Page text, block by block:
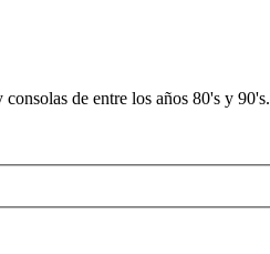
de entre los años 80's y 90's.